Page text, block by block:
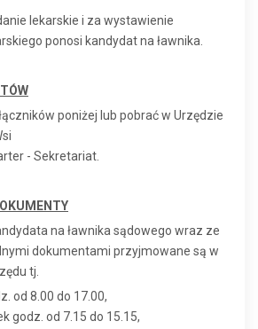
lekarskie i za wystawienie
ponosi kandydat na ławnika.
poniżej lub pobrać w Urzędzie
- Sekretariat.
na ławnika sądowego wraz ze
dokumentami przyjmowane są w
tj.
od 8.00 do 17.00,
godz. od 7.15 do 15.15,